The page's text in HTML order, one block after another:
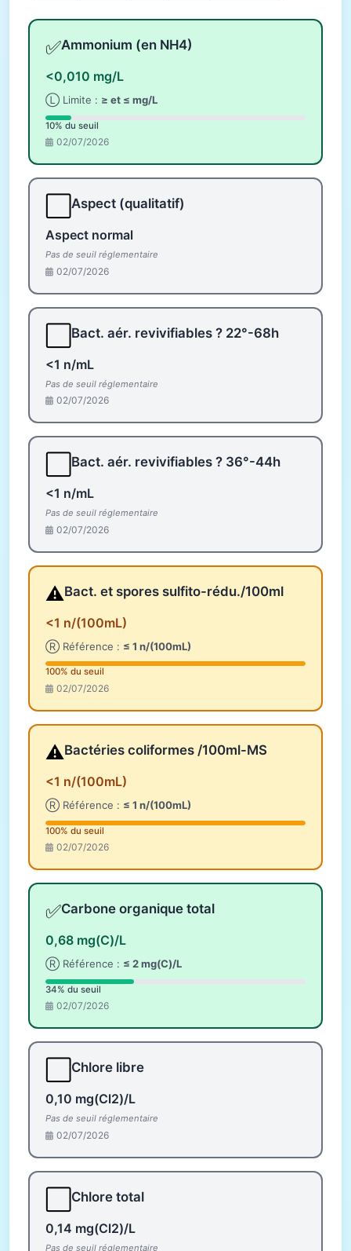
✅Ammonium (en NH4)
<0,010 mg/L
Ⓛ Limite : ≥ et ≤ mg/L
10% du seuil
02/07/2026
Aspect (qualitatif)
Aspect normal
Pas de seuil réglementaire
02/07/2026
Bact. aér. revivifiables ? 22°-68h
<1 n/mL
Pas de seuil réglementaire
02/07/2026
Bact. aér. revivifiables ? 36°-44h
<1 n/mL
Pas de seuil réglementaire
02/07/2026
⚠️Bact. et spores sulfito-rédu./100ml
<1 n/(100mL)
Ⓡ Référence : ≤ 1 n/(100mL)
100% du seuil
02/07/2026
⚠️Bactéries coliformes /100ml-MS
<1 n/(100mL)
Ⓡ Référence : ≤ 1 n/(100mL)
100% du seuil
02/07/2026
✅Carbone organique total
0,68 mg(C)/L
Ⓡ Référence : ≤ 2 mg(C)/L
34% du seuil
02/07/2026
Chlore libre
0,10 mg(Cl2)/L
Pas de seuil réglementaire
02/07/2026
Chlore total
0,14 mg(Cl2)/L
Pas de seuil réglementaire